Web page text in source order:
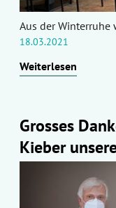
Aus der
18.03.2021
Weiterlesen
Grosses
Kieber